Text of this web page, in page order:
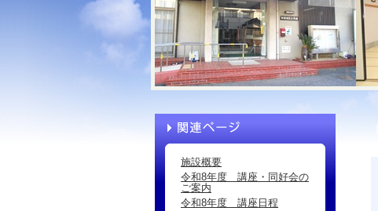
施設概要
令和8年度 講座・同好会の
ご案内
令和8年度 講座日程